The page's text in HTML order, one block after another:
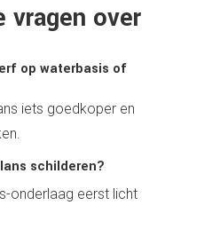
vragen over
op waterbasis of
iets goedkoper en
schilderen?
onderlaag eerst licht